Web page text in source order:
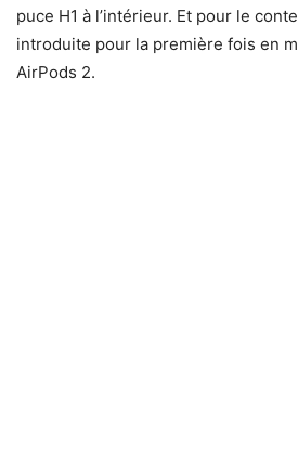
puce H1 à l’intérieur. Et pour le
introduite pour la première fois en
AirPods 2.